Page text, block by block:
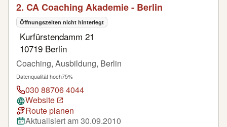
2. CA Coaching Akademie - Berlin
Öffnungszeiten nicht hinterlegt
Kurfürstendamm 21
10719 Berlin
Coaching, Ausbildung, Berlin
Datenqualität hoch75%
030 88706 4044
Website
Route planen
Aktualisiert am 30.09.2010